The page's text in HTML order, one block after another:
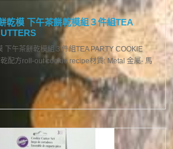
乾模 下午茶餅乾模組３件組TEA
下午茶餅乾模組３件組TEA PARTY COOKIE
配方roll-out cookie recipe材質: Metal 金屬- 馬